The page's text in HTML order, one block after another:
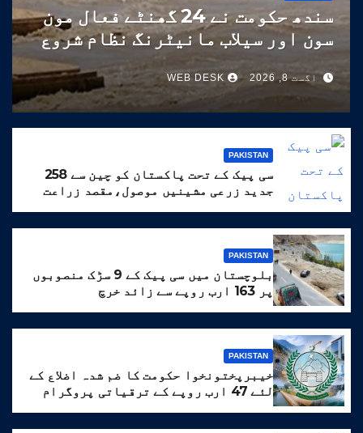
سندھ حکومت نے 24 گھنٹے فعال مون
سون اور سیلاب مانیٹرنگ نظام شروع
اگست 8, 2026 WEB DESK
PAKISTAN
سی پیک کے تحت پاکستان کو چین سے 258
جدید زرعی مشینیں موصول،مقصد زراعت
PAKISTAN
بلوچستان میں سی پیک کے 9 سڑک منصوبوں
پر 163 ارب روپے سے زائد خرچ
PAKISTAN
خیبرپختونخوا حکومت کا ضم شدہ اضلاع کے
لئے 47 ارب روپے کے ترقیاتی پروگرام